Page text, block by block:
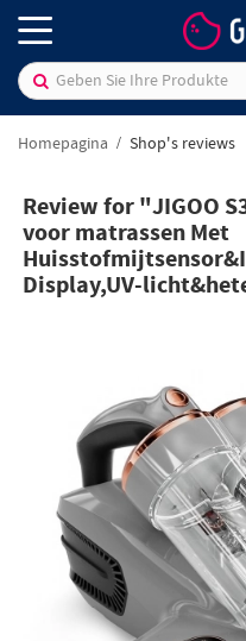
Homepagina Shop's reviews
Review for "JIGOO
voor matrassen Met
Display,UV-